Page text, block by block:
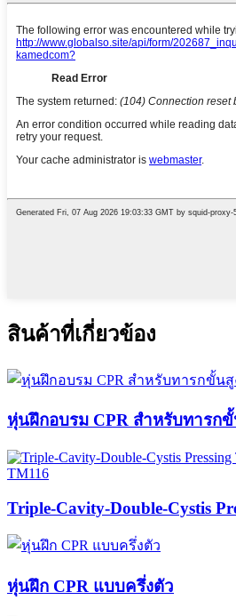
สินค้าที่เกี่ยวข้อง
หุ่นฝึกอบรม CPR สำหรับทารก
Triple-Cavity-Double-Cystis
หุ่นฝึก CPR แบบครึ่งตัว